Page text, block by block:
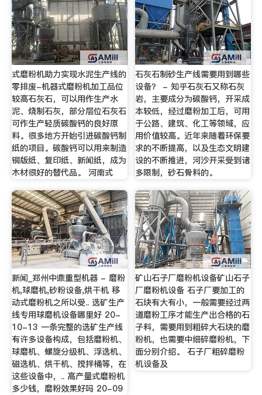
式磨粉机助力实现水泥生产线的
零排废-机器式磨粉机加工品位
较高石灰石，可以用作生产水
泥、烧制石灰，部分层位石灰石
可作生产轻质碳酸钙的良好原
料。很多地方开始引进碳酸钙制
纸的项目。碳酸钙可以用来制造
铜版纸、复印纸、新闻纸，成为
木材很好的替代品。 河南式
石灰石制砂生产线需要用到哪些
设备？ - 知乎石灰石又称石灰
岩，主要成分为碳酸钙，开采成
本较低，经过磨粉加工后，可用
于公路、建筑、化工等领域，应
用价值较高。近年来随着环保要
求的不断提高，以及生态文明建
设的不断推进，河沙开采受到诸
多限制，砂石骨料的。
新闻_郑州中鼎重型机器 - 磨粉
机,球磨机,砂粉设备,烘干机 移
动式磨粉机之所以受.. 选矿生产
线专用球磨机设备哪里好 20-
10-13 一条完整的选矿生产线
有许多设备构成，包括磨粉机、
球磨机、螺旋分级机、浮选机、
磁选机、烘干机、搅拌桶等，在
这些设备中，.. 高产量式磨粉机
多少钱，磨粉效果好吗 20-09
矿山石子厂磨粉机设备矿山石子
厂磨粉机设备 石子厂要加工的
石块有大有小，一般需要经过两
道磨粉工序才能生产出合格的石
子料，需要用到粗碎大石块的磨
粉机，也需要中细碎磨粉机，下
面分别介绍。 石子厂粗碎磨粉
机设备及